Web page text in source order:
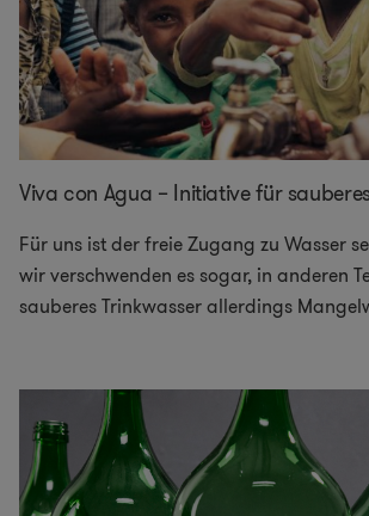
Viva con Agua – Initiative für
Für uns ist der freie Zugang zu Wasser
wir verschwenden es sogar, in anderen
sauberes Trinkwasser allerdings